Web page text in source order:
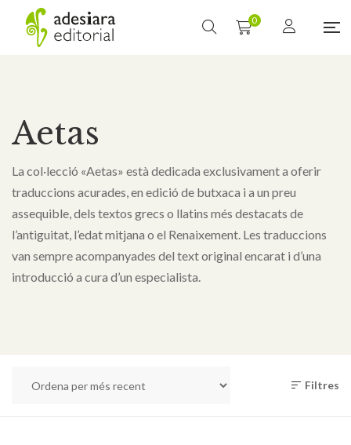
0
Aetas
La col·lecció «Aetas» està dedicada exclusivament a oferir
traduccions acurades, en edició de butxaca i a un preu
assequible, dels textos grecs o llatins més destacats de
l’antiguitat, l’edat mitjana o el Renaixement. Les traduccions
van sempre acompanyades del text original encarat i d’una
introducció a cura d’un especialista.
Filtres